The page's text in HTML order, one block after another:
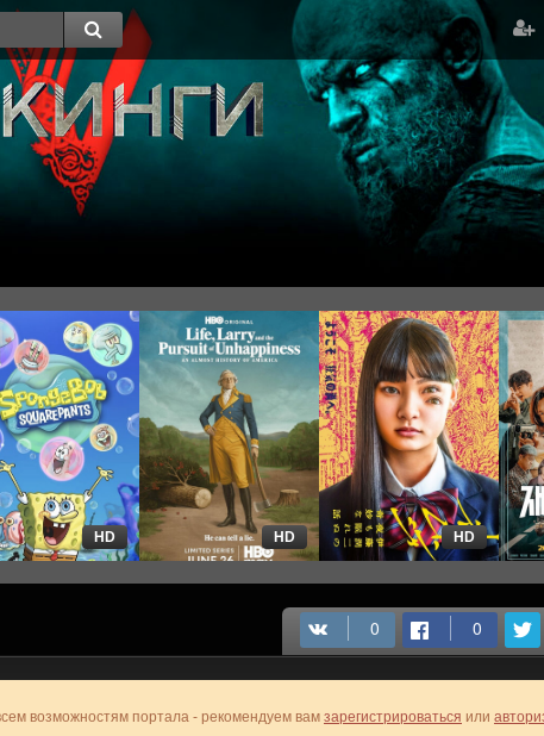
HD HD HD
возможностям портала - рекомендуем вам зарегистрироваться или